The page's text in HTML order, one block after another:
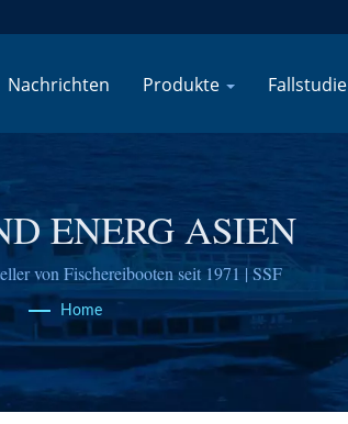
Nachrichten Produkte Fallstudie
ENERG ASIEN
von Fischereibooten seit 1971 | SSF
Home